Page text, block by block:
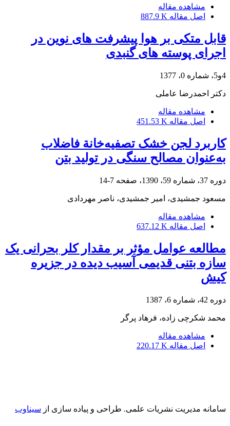
مشاهده مقاله
اصل مقاله 887.9 K
قابل متکی بر هوا پیشرفت های نوین در
اجرای پوسته های گنبدی
4و5، شماره 0، 1377
دکتر احمدرضا عاملی
مشاهده مقاله
اصل مقاله 451.53 K
کاربرد لجن خشک تصفیه‌خانة فاضلاب
به‌عنوان مصالح سنگی در تولید بتن
دوره 37، شماره 59، 1390، صفحه 7-14
مسعود جمشیدی، امیر جمشیدی، ناصر مهردادی
مشاهده مقاله
اصل مقاله 637.12 K
مطالعه عوامل مؤثر بر مقدار کلر بحرانی یک
سازه بتنی قدیمی آسیب دیده در جزیره
کیش
دوره 42، شماره 6، 1387
محمد شکرچی زاده، فرهاد پرگر
مشاهده مقاله
اصل مقاله 220.17 K
سامانه مدیریت نشریات علمی. طراحی و پیاده سازی از سیناوب